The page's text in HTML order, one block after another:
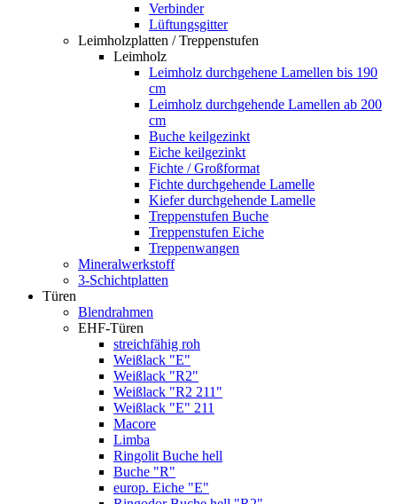
Verbinder
Lüftungsgitter
Leimholzplatten / Treppenstufen
Leimholz
Leimholz durchgehene Lamellen bis 190
cm
Leimholz durchgehende Lamellen ab 200
cm
Buche keilgezinkt
Eiche keilgezinkt
Fichte / Großformat
Fichte durchgehende Lamelle
Kiefer durchgehende Lamelle
Treppenstufen Buche
Treppenstufen Eiche
Treppenwangen
Mineralwerkstoff
3-Schichtplatten
Türen
Blendrahmen
EHF-Türen
streichfähig roh
Weißlack "E"
Weißlack "R2"
Weißlack "R2 211"
Weißlack "E" 211
Macore
Limba
Ringolit Buche hell
Buche "R"
europ. Eiche "E"